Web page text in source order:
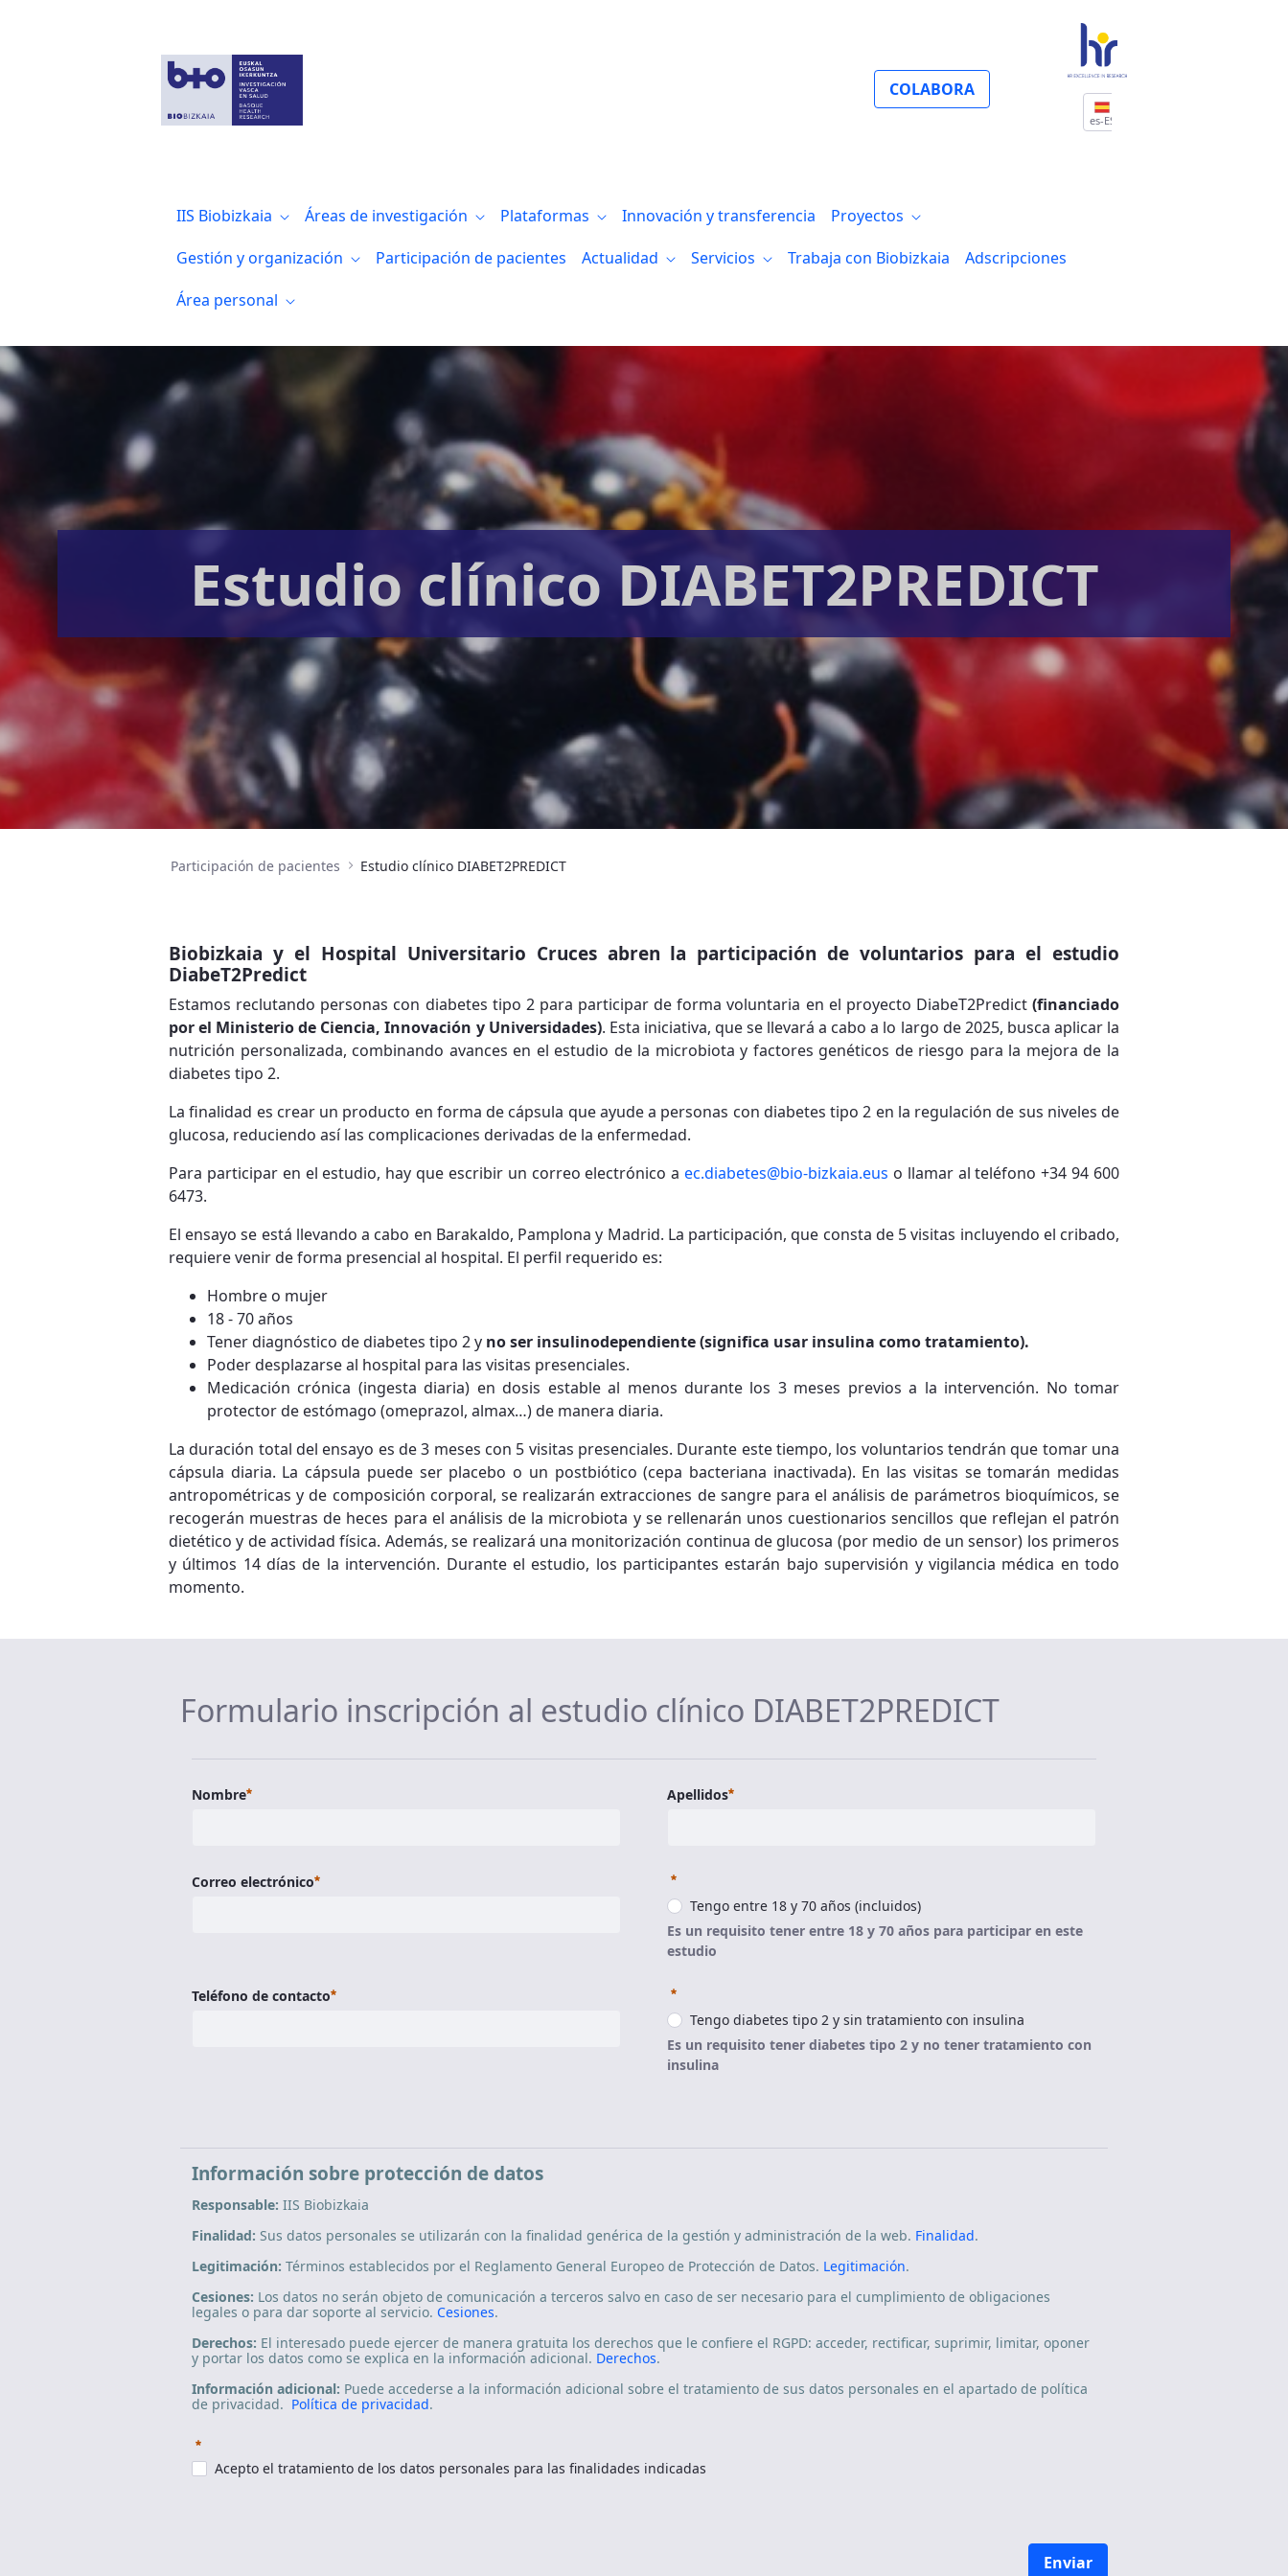
COLABORA
es-ES
IIS Biobizkaia Áreas de investigación Plataformas Innovación y transferencia
Proyectos
Gestión y organización
Participación de pacientes Actualidad Servicios Trabaja con Biobizkaia
Adscripciones
Área personal
Estudio clínico DIABET2PREDICT
Participación de pacientes Estudio clínico DIABET2PREDICT
Biobizkaia y el Hospital Universitario Cruces abren la participación de voluntarios para el estudio
DiabeT2Predict
Estamos reclutando personas con diabetes tipo 2 para participar de forma voluntaria en el proyecto DiabeT2Predict (financiado
por el Ministerio de Ciencia, Innovación y Universidades). Esta iniciativa, que se llevará a cabo a lo largo de 2025, busca aplicar la
nutrición personalizada, combinando avances en el estudio de la microbiota y factores genéticos de riesgo para la mejora de la
diabetes tipo 2.
La finalidad es crear un producto en forma de cápsula que ayude a personas con diabetes tipo 2 en la regulación de sus niveles de
glucosa, reduciendo así las complicaciones derivadas de la enfermedad.
Para participar en el estudio, hay que escribir un correo electrónico aec.diabetes@bio-bizkaia.eus o llamar al teléfono +34 94 600
6473.
El ensayo se está llevando a cabo en Barakaldo, Pamplona y Madrid. La participación, que consta de 5 visitas incluyendo el cribado,
requiere venir de forma presencial al hospital. El perfil requerido es:
Hombre o mujer
18 - 70 años
Tener diagnóstico de diabetes tipo 2 y no ser insulinodependiente (significa usar insulina como tratamiento).
Poder desplazarse al hospital para las visitas presenciales.
Medicación crónica (ingesta diaria) en dosis estable al menos durante los 3 meses previos a la intervención. No tomar
protector de estómago (omeprazol, almax…) de manera diaria.
La duración total del ensayo es de 3 meses con 5 visitas presenciales. Durante este tiempo, los voluntarios tendrán que tomar una
cápsula diaria. La cápsula puede ser placebo o un postbiótico (cepa bacteriana inactivada). En las visitas se tomarán medidas
antropométricas y de composición corporal, se realizarán extracciones de sangre para el análisis de parámetros bioquímicos, se
recogerán muestras de heces para el análisis de la microbiota y se rellenarán unos cuestionarios sencillos que reflejan el patrón
dietético y de actividad física. Además, se realizará una monitorización continua de glucosa (por medio de un sensor) los primeros
y últimos 14 días de la intervención. Durante el estudio, los participantes estarán bajo supervisión y vigilancia médica en todo
momento.
Formulario inscripción al estudio clínico DIABET2PREDICT
Nombre Requerido Apellidos Requerido
Correo electrónico Requerido
Requerido
Tengo entre 18 y 70 años (incluidos)
Es un requisito tener entre 18 y 70 años para participar en este
estudio
Teléfono de contacto Requerido
Requerido
Tengo diabetes tipo 2 y sin tratamiento con insulina
Es un requisito tener diabetes tipo 2 y no tener tratamiento con
insulina
Información sobre protección de datos
Responsable: IIS Biobizkaia
Finalidad: Sus datos personales se utilizarán con la finalidad genérica de la gestión y administración de la web. Finalidad.
Legitimación: Términos establecidos por el Reglamento General Europeo de Protección de Datos. Legitimación.
Cesiones: Los datos no serán objeto de comunicación a terceros salvo en caso de ser necesario para el cumplimiento de obligaciones
legales o para dar soporte al servicio. Cesiones.
Derechos: El interesado puede ejercer de manera gratuita los derechos que le confiere el RGPD: acceder, rectificar, suprimir, limitar, oponer
y portar los datos como se explica en la información adicional. Derechos.
Información adicional: Puede accederse a la información adicional sobre el tratamiento de sus datos personales en el apartado de política
de privacidad. Política de privacidad.
Requerido
Acepto el tratamiento de los datos personales para las finalidades indicadas
Enviar